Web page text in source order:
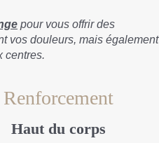
pour vous offrir des
vos douleurs, mais également
centres.
Renforcement
Haut du corps